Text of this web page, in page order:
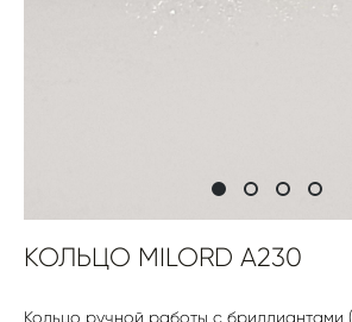
КОЛЬЦО MILORD A230
Кольцо ручной работы с бриллиантами